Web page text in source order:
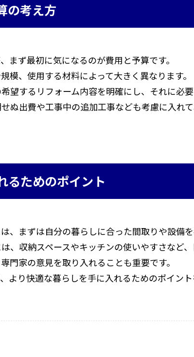
の考え方
まず最初に気になるのが費用と予算です。
模、使用する材料によって大きく異なります。
望するリフォーム内容を明確にし、それに必
ぬ出費や工事中の追加工事なども考慮に入れて
るためのポイント
、まずは自分の暮らしに合った間取りや設備を
、収納スペースやキッチンの使いやすさなど
門家の意見を取り入れることも重要です。
より快適な暮らしを手に入れるためのポイント